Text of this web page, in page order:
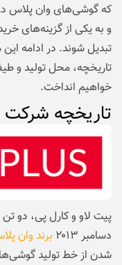
که گوشی‌های وان پلاس
و به یکی از گزینه‌های
تبدیل شوند. در ادامه
تاریخچه، محل تولید و
خواهیم انداخت.
تاریخچه شرکت OnePlus
پیت لاو و کارل پی، دو
دسامبر ۲۰۱۳
برند وان
شدن از خط تولید